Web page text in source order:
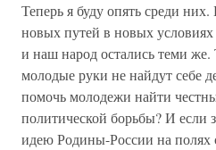
Теперь я буду опять среди них.
новых путей в новых
и наш народ остались теми
молодые руки не найдут себе
помочь молодежи найти
политической борьбы? И если
идею Родины-России на полях